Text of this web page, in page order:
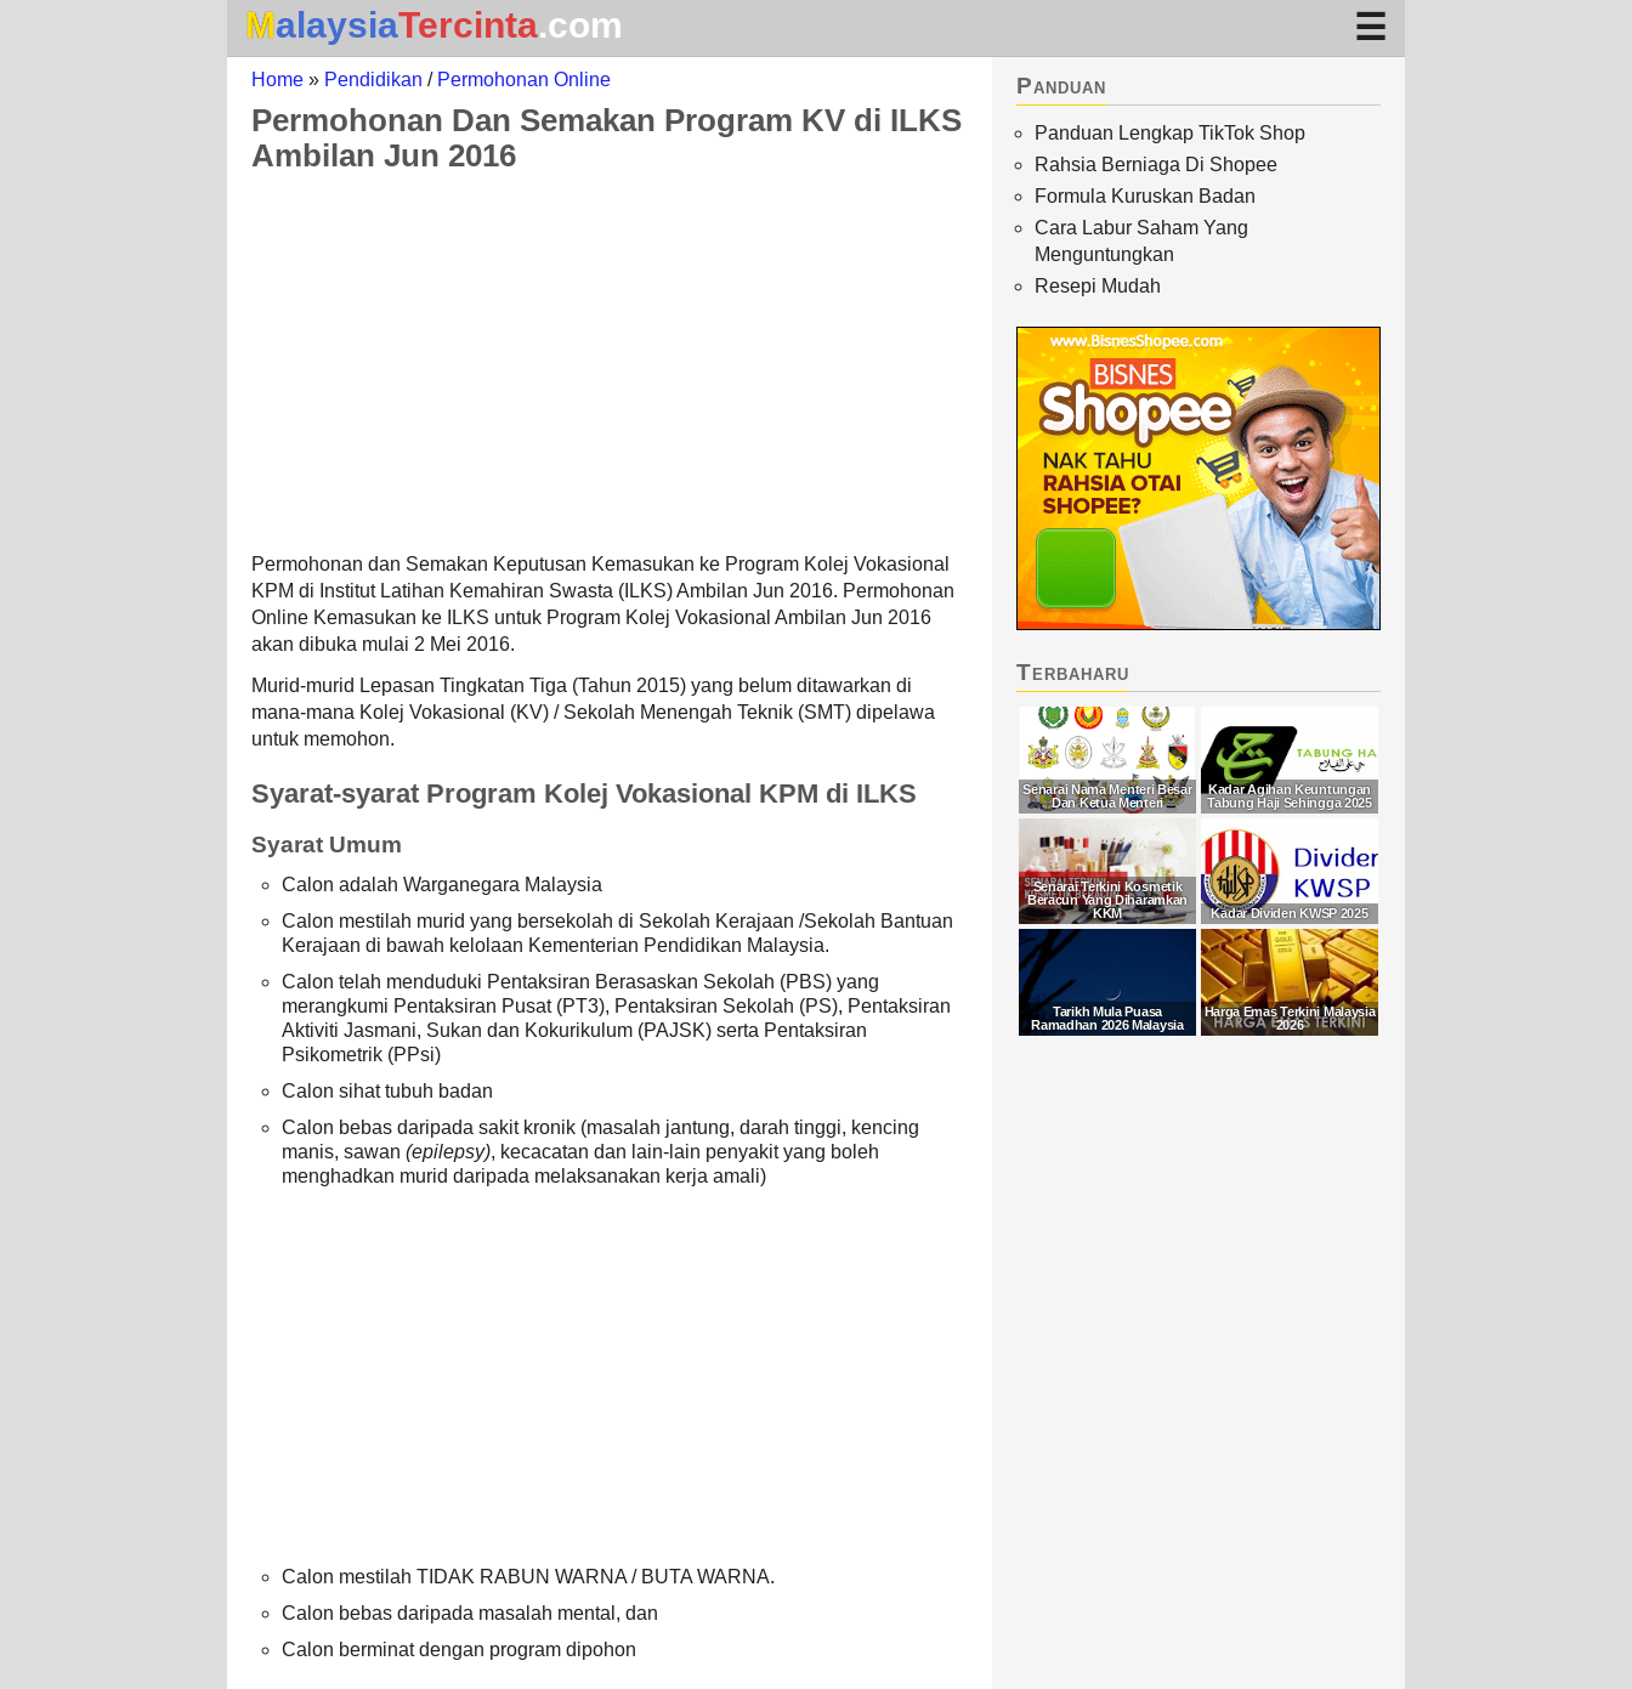
MalaysiaTercinta.com
Home » Pendidikan / Permohonan Online
Permohonan Dan Semakan Program KV di ILKS
Ambilan Jun 2016
Permohonan dan Semakan Keputusan Kemasukan ke Program Kolej Vokasional
KPM di Institut Latihan Kemahiran Swasta (ILKS) Ambilan Jun 2016. Permohonan
Online Kemasukan ke ILKS untuk Program Kolej Vokasional Ambilan Jun 2016
akan dibuka mulai 2 Mei 2016.
Murid-murid Lepasan Tingkatan Tiga (Tahun 2015) yang belum ditawarkan di
mana-mana Kolej Vokasional (KV) / Sekolah Menengah Teknik (SMT) dipelawa
untuk memohon.
Syarat-syarat Program Kolej Vokasional KPM di ILKS
Syarat Umum
Calon adalah Warganegara Malaysia
Calon mestilah murid yang bersekolah di Sekolah Kerajaan /Sekolah Bantuan
Kerajaan di bawah kelolaan Kementerian Pendidikan Malaysia.
Calon telah menduduki Pentaksiran Berasaskan Sekolah (PBS) yang
merangkumi Pentaksiran Pusat (PT3), Pentaksiran Sekolah (PS), Pentaksiran
Aktiviti Jasmani, Sukan dan Kokurikulum (PAJSK) serta Pentaksiran
Psikometrik (PPsi)
Calon sihat tubuh badan
Calon bebas daripada sakit kronik (masalah jantung, darah tinggi, kencing
manis, sawan (epilepsy), kecacatan dan lain-lain penyakit yang boleh
menghadkan murid daripada melaksanakan kerja amali)
Calon mestilah TIDAK RABUN WARNA / BUTA WARNA.
Calon bebas daripada masalah mental, dan
Calon berminat dengan program dipohon
Panduan
Panduan Lengkap TikTok Shop
Rahsia Berniaga Di Shopee
Formula Kuruskan Badan
Cara Labur Saham Yang
Menguntungkan
Resepi Mudah
Terbaharu
Senarai Nama Menteri Besar
Dan Ketua Menteri
Kadar Agihan Keuntungan
Tabung Haji Sehingga 2025
Senarai Terkini Kosmetik
Beracun Yang Diharamkan
KKM
Kadar Dividen KWSP 2025
Tarikh Mula Puasa
Ramadhan 2026 Malaysia
Harga Emas Terkini Malaysia
2026